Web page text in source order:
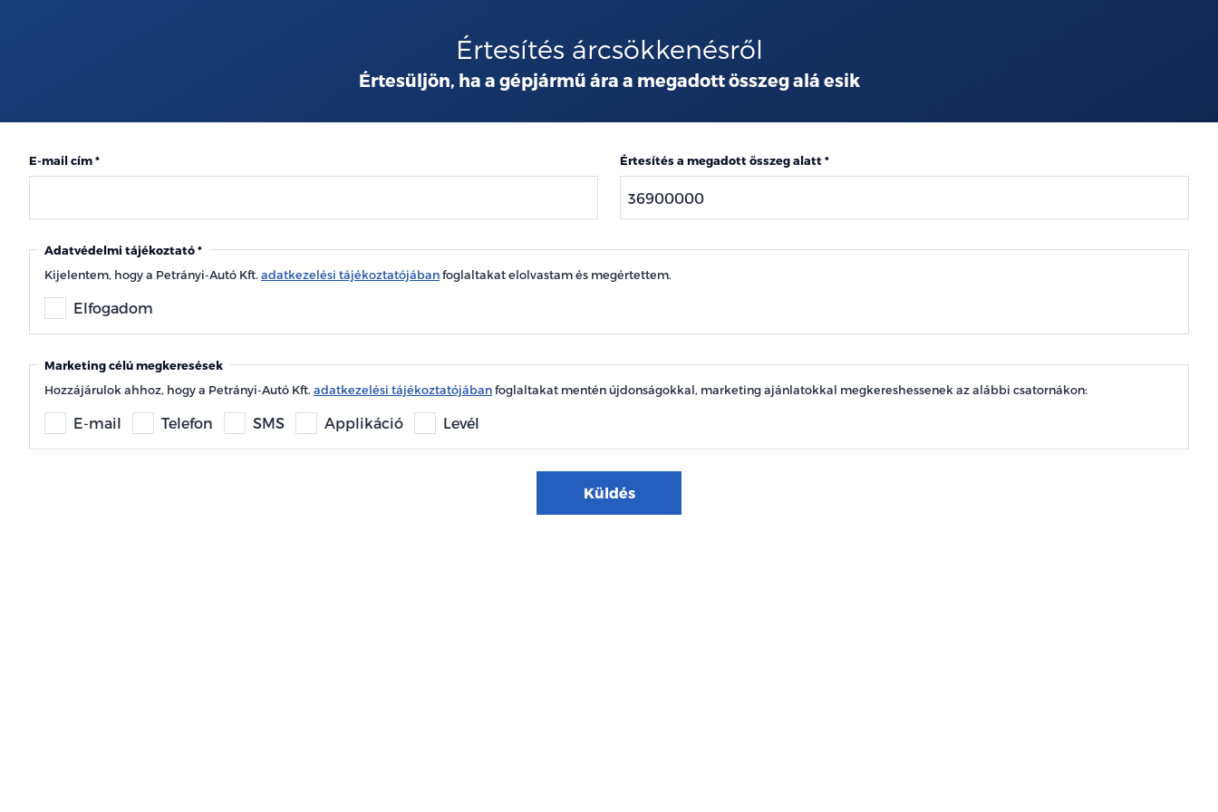
Értesítés árcsökkenésről
Értesüljön, ha a gépjármű ára a megadott összeg alá esik
E-mail cím Értesítés a megadott összeg alatt
Adatvédelmi tájékoztató
Kijelentem, hogy a Petrányi-Autó Kft. adatkezelési tájékoztatójában foglaltakat elolvastam és megértettem.
Elfogadom
Marketing célú megkeresések
Hozzájárulok ahhoz, hogy a Petrányi-Autó Kft. adatkezelési tájékoztatójában foglaltakat mentén újdonságokkal, marketing ajánlatokkal megkereshessenek az alábbi csatornákon:
E-mail Telefon SMS Applikáció Levél
Küldés